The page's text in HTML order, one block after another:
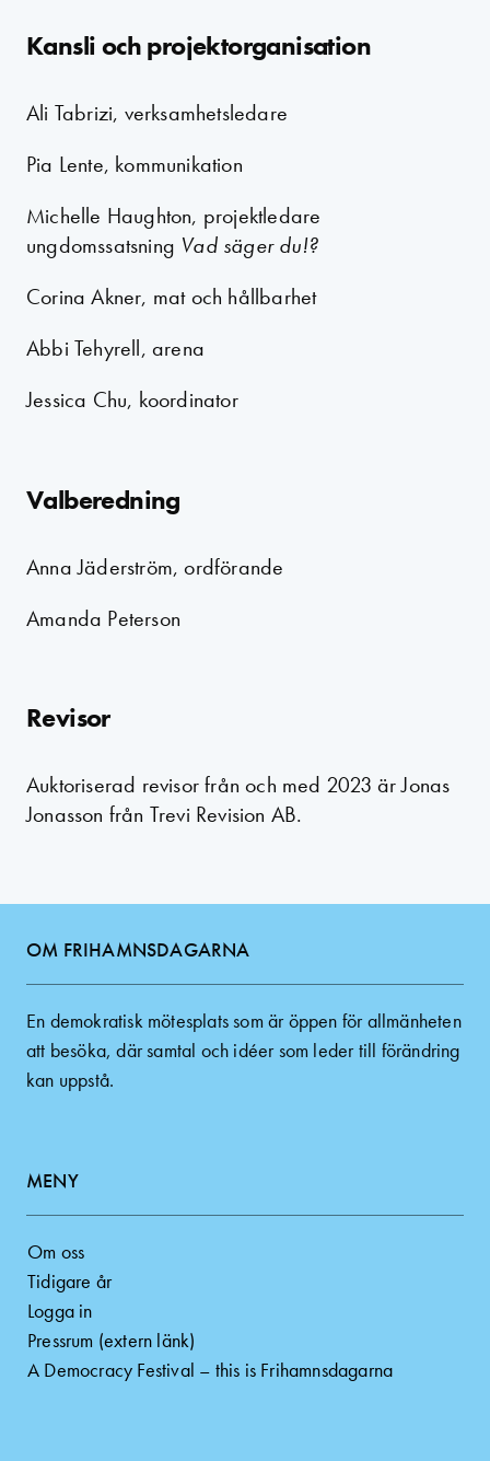
Kansli och projektorganisation
Ali Tabrizi, verksamhetsledare
Pia Lente, kommunikation
Michelle Haughton, projektledare
ungdomssatsning Vad säger du!?
Corina Akner, mat och hållbarhet
Abbi Tehyrell, arena
Jessica Chu, koordinator
Valberedning
Anna Jäderström, ordförande
Amanda Peterson
Revisor
Auktoriserad revisor från och med 2023 är Jonas
Jonasson från Trevi Revision AB.
OM FRIHAMNSDAGARNA
En demokratisk mötesplats som är öppen för allmänheten
att besöka, där samtal och idéer som leder till förändring
kan uppstå.
MENY
Om oss
Tidigare år
Logga in
Pressrum (extern länk)
A Democracy Festival – this is Frihamnsdagarna